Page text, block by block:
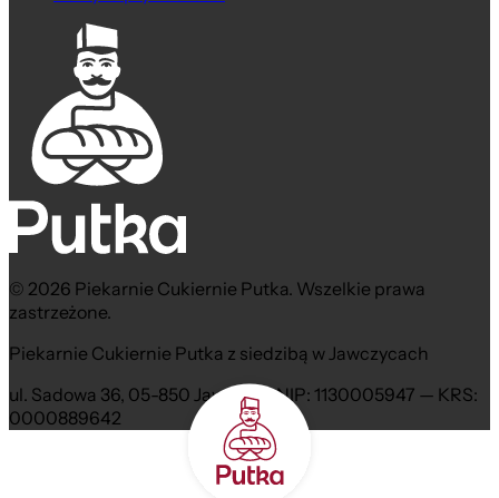
© 2026 Piekarnie Cukiernie Putka. Wszelkie prawa
zastrzeżone.
Piekarnie Cukiernie Putka z siedzibą w Jawczycach
ul. Sadowa 36, 05-850 Jawczyce NIP: 1130005947 — KRS:
0000889642